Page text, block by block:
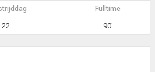
Fulltime
22 90'